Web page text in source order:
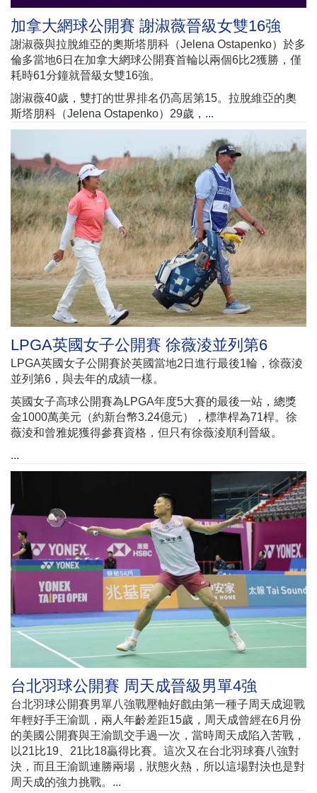
加拿大網球公開賽 謝淑薇晉級女雙16強
謝淑薇與拉脫維亞的奧斯塔朋科（Jelena Ostapenko）於多
倫多當地6日在加拿大網球公開賽首輪以兩個6比2獲勝，僅
耗時61分鐘就晉級女雙16強。
謝淑薇40歲，雙打的世界排名仍高居第15。拉脫維亞的奧
斯塔朋科（Jelena Ostapenko）29歲，...
LPGA英國女子公開賽 徐薇淩並列第6
LPGA英國女子公開賽於英國當地2日進行最後1輪，徐薇淩
並列第6，與去年的成績一樣。
英國女子高球公開賽為LPGA年度5大賽的最後一站，總獎
金1000萬美元（約新台幣3.24億元），標準桿為71桿。徐
薇淩和曾雅妮獲得參賽資格，但只有徐薇淩順利晉級。
...
台北羽球公開賽 周天成晉級男單4強
台北羽球公開賽男單八強戰壓軸好戲由第一種子周天成迎戰
年輕好手王渝凱，兩人年齡差距15歲，周天成曾經在6月份
的美國公開賽與王渝凱交手過一次，當時周天成陷入苦戰，
以21比19、21比18贏得比賽。這次又在台北羽球賽八強對
決，而且王渝凱連勝兩場，狀態火熱，所以這場對決也是對
周天成的強力挑戰。...